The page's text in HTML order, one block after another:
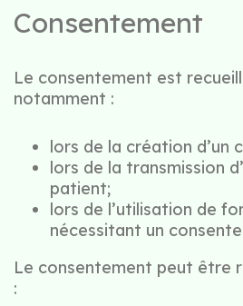
Consentement
Le consentement est
notamment :
lors de la création d’un
lors de la transmission
patient;
lors de l’utilisation de
nécessitant un
Le consentement peut être
: